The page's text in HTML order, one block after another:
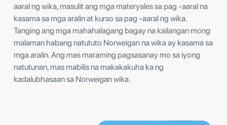
aaral ng wika, masulit ang mga materyales sa pag -aaral na
kasama sa mga aralin at kurso sa pag -aaral ng wika.
Tanging ang mga mahahalagang bagay na kailangan mong
malaman habang natututo Norweigan na wika ay kasama sa
mga aralin. Ang mas maraming pagsasanay mo sa iyong
natutunan, mas mabilis na makakakuha ka ng
kadalubhasaan sa Norweigan wika.